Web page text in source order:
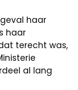
haar
haar
terecht was,
al lang